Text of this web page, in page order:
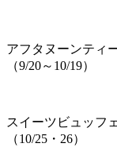
アフタヌーンティ
（9/20～10/19）
スイーツビュッフ
（10/25・26）